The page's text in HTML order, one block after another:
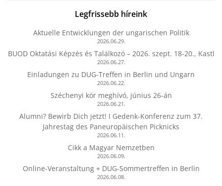
Legfrissebb híreink
Aktuelle Entwicklungen der ungarischen Politik
2026.06.29.
BUOD Oktatási Képzés és Találkozó – 2026. szept. 18-20., Kastl
2026.06.27.
Einladungen zu DUG-Treffen in Berlin und Ungarn
2026.06.22.
Széchenyi kör meghívó, június 26-án
2026.06.21.
Alumni? Bewirb Dich jetzt! I Gedenk-Konferenz zum 37.
Jahrestag des Paneuropäischen Picknicks
2026.06.11.
Cikk a Magyar Nemzetben
2026.06.09.
Online-Veranstaltung + DUG-Sommertreffen in Berlin
2026.06.08.